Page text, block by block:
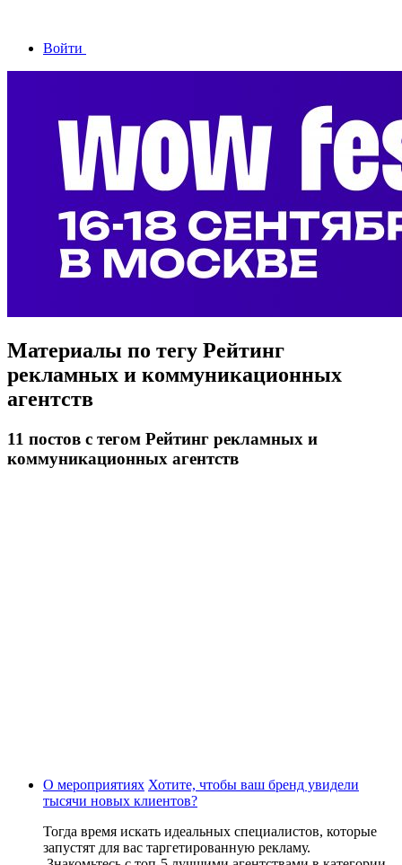
Войти
Материалы по тегу Рейтинг
рекламных и коммуникационных
агентств
11 постов с тегом Рейтинг рекламных и
коммуникационных агентств
О мероприятиях Хотите, чтобы ваш бренд увидели
тысячи новых клиентов?
Тогда время искать идеальных специалистов, которые
запустят для вас таргетированную рекламу.